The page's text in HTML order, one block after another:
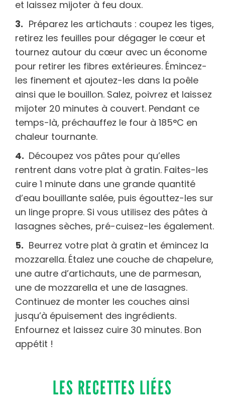
et laissez mijoter à feu doux.
Préparez les artichauts : coupez les tiges,
retirez les feuilles pour dégager le cœur et
tournez autour du cœur avec un économe
pour retirer les fibres extérieures. Émincez-
les finement et ajoutez-les dans la poêle
ainsi que le bouillon. Salez, poivrez et laissez
mijoter 20 minutes à couvert. Pendant ce
temps-là, préchauffez le four à 185°C en
chaleur tournante.
Découpez vos pâtes pour qu’elles
rentrent dans votre plat à gratin. Faites-les
cuire 1 minute dans une grande quantité
d’eau bouillante salée, puis égouttez-les sur
un linge propre. Si vous utilisez des pâtes à
lasagnes sèches, pré-cuisez-les également.
Beurrez votre plat à gratin et émincez la
mozzarella. Étalez une couche de chapelure,
une autre d’artichauts, une de parmesan,
une de mozzarella et une de lasagnes.
Continuez de monter les couches ainsi
jusqu’à épuisement des ingrédients.
Enfournez et laissez cuire 30 minutes. Bon
appétit !
LES RECETTES LIÉES